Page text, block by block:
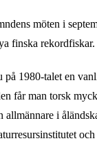
möten i
finska rekordfiskar.
på 1980-talet en
får man torsk
allmännare i